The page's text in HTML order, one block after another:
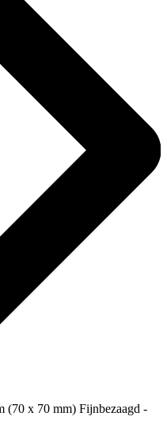
(70 x 70 mm) Fijnbezaagd -